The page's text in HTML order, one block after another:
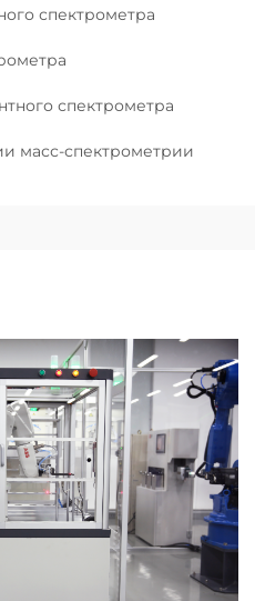
спектрометра
спектрометра
масс-спектрометрии